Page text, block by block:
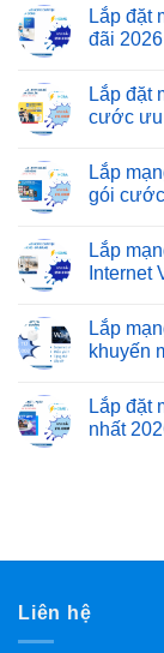
Lắp đặt
đãi 2026
Lắp đặt
cước ưu
Lắp
gói
Lắp
Internet
Lắp
khuyến
Lắp đặt
nhất
Liên hệ